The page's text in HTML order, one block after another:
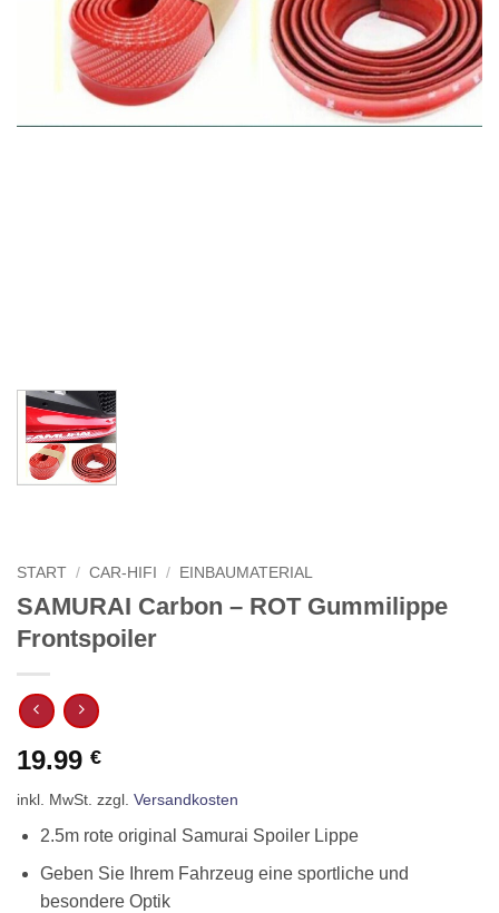
START / CAR-HIFI / EINBAUMATERIAL
SAMURAI Carbon – ROT Gummilippe
Frontspoiler
19.99 €
inkl. MwSt. zzgl. Versandkosten
2.5m rote original Samurai Spoiler Lippe
Geben Sie Ihrem Fahrzeug eine sportliche und
besondere Optik